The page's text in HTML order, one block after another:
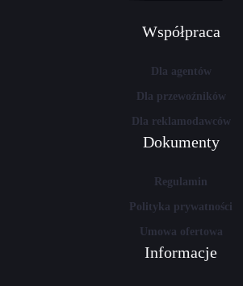
Współpraca
Dla agentów
Dla przewoźników
Dla reklamodawców
Dokumenty
Regulamin
Polityka prywatności
Umowa ofertowa
Informacje